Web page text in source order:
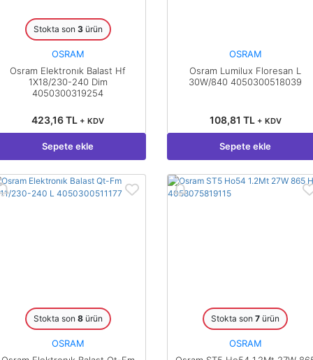
Stokta son 3ürün
OSRAM
Osram Elektronık Balast Hf
1X18/230-240 Dim
4050300319254
423,16 TL + KDV
Sepete ekle
OSRAM
Osram Lumilux Floresan L
30W/840 4050300518039
108,81 TL + KDV
Sepete ekle
Stokta son 8ürün
OSRAM
Stokta son 7 ürün
OSRAM